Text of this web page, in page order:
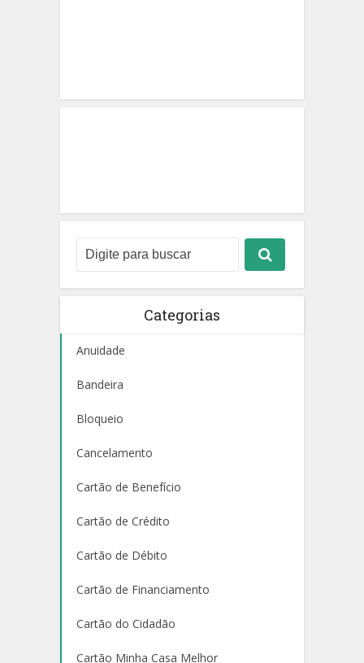
Categorias
Anuidade
Bandeira
Bloqueio
Cancelamento
Cartão de Benefício
Cartão de Crédito
Cartão de Débito
Cartão de Financiamento
Cartão do Cidadão
Cartão Minha Casa Melhor